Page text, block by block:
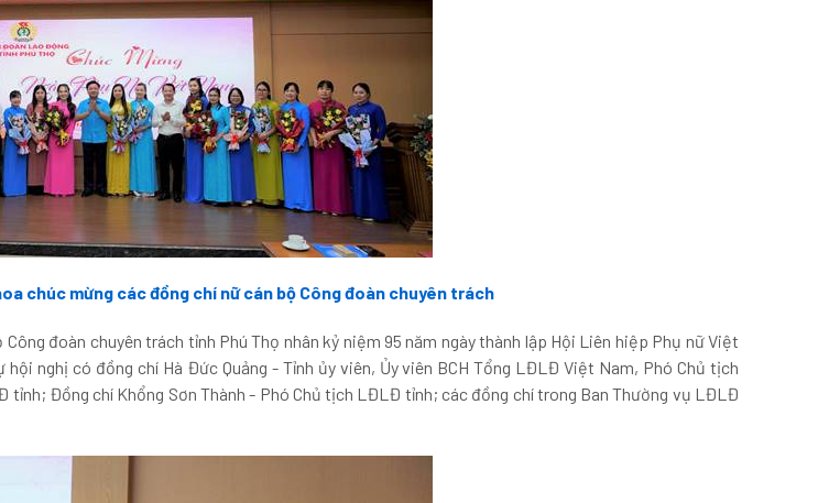
chúc mừng các đồng chí nữ cán bộ Công đoàn chuyên trách
đoàn chuyên trách tỉnh Phú Thọ nhân kỷ niệm 95 năm ngày thành lập Hội Liên hiệp Phụ nữ Việt
nghị có đồng chí Hà Đức Quảng - Tỉnh ủy viên, Ủy viên BCH Tổng LĐLĐ Việt Nam, Phó Chủ tịch
Đồng chí Khổng Sơn Thành - Phó Chủ tịch LĐLĐ tỉnh; các đồng chí trong Ban Thường vụ LĐLĐ